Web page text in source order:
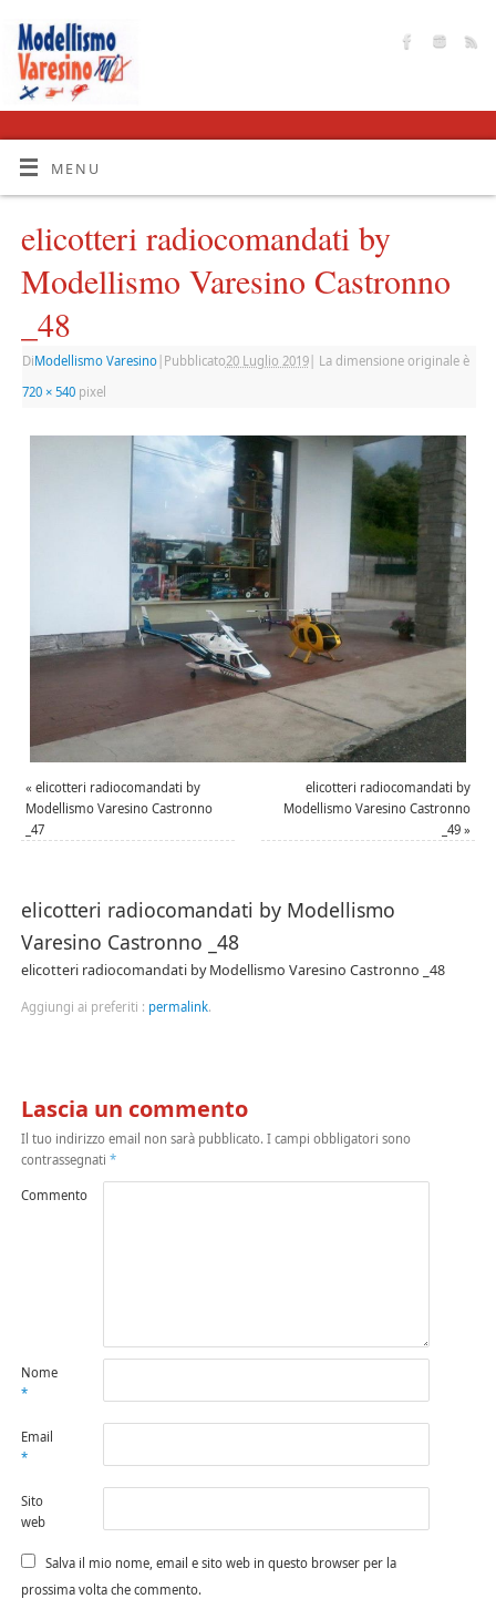
MENU
elicotteri radiocomandati by
Modellismo Varesino Castronno
_48
DiModellismo Varesino| Pubblicato20 Luglio 2019|
La dimensione originale è
720 × 540pixel
« elicotteri radiocomandati by
Modellismo Varesino Castronno
_47
elicotteri radiocomandati by
Modellismo Varesino Castronno
_49 »
elicotteri radiocomandati by Modellismo
Varesino Castronno _48
elicotteri radiocomandati by Modellismo Varesino Castronno _48
Aggiungi ai preferiti : permalink.
Lascia un commento
Il tuo indirizzo email non sarà pubblicato. I campi obbligatori sono
contrassegnati *
Commento
Nome
*
Email
*
Sito
web
Salva il mio nome, email e sito web in questo browser per la
prossima volta che commento.